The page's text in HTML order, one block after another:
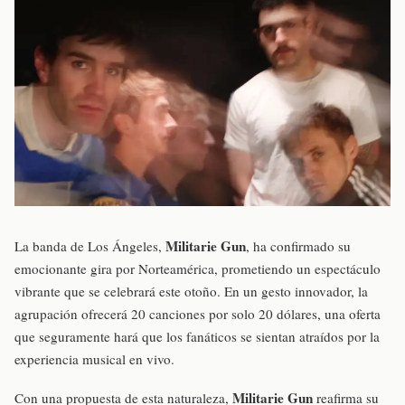
La banda de Los Ángeles, Militarie Gun, ha confirmado su
emocionante gira por Norteamérica, prometiendo un espectáculo
vibrante que se celebrará este otoño. En un gesto innovador, la
agrupación ofrecerá 20 canciones por solo 20 dólares, una oferta
que seguramente hará que los fanáticos se sientan atraídos por la
experiencia musical en vivo.
Con una propuesta de esta naturaleza, Militarie Gun reafirma su